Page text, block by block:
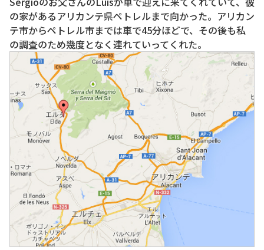
の家があるアリカンテ県ペトレルまで向かった。アリカン
テ市からペトレル市までは車で45分ほどで、その後も私
の調査のため幾度となく連れていってくれた。